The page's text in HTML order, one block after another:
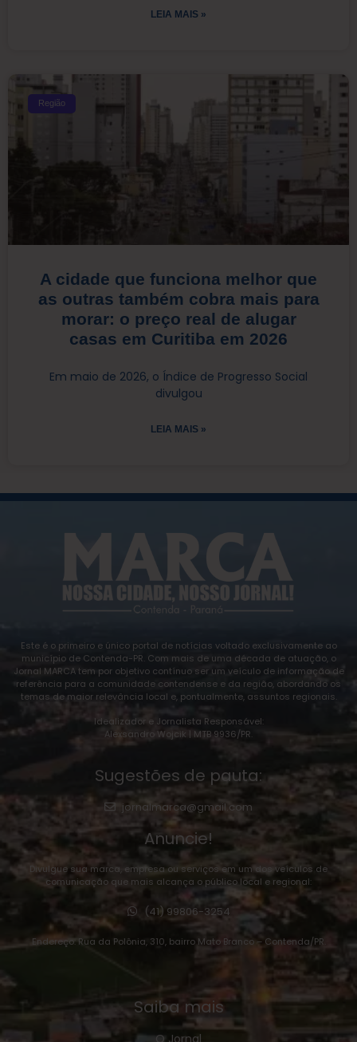
LEIA MAIS »
Região
A cidade que funciona melhor que
as outras também cobra mais para
morar: o preço real de alugar
casas em Curitiba em 2026
Em maio de 2026, o Índice de Progresso Social
divulgou
LEIA MAIS »
Este é o primeiro e único portal de notícias voltado exclusivamente ao
município de Contenda-PR. Com mais de uma década de atuação, o
Jornal MARCA tem por objetivo contínuo ser um veículo de informação de
referência para a comunidade contendense e da região, abordando os
temas de maior relevância local e, pontualmente, assuntos regionais.
Idealizador e Jornalista Responsável:
Alexsandro Wojcik | MTB 9936/PR.
Sugestões de pauta:
jornalmarca@gmail.com
Anuncie!
Divulgue sua marca, empresa ou serviços em um dos veículos de
comunicação que mais alcança o público local e regional:
(41) 99806-3254
Endereço: Rua da Polônia, 310, bairro Mato Branco – Contenda/PR.
Saiba mais